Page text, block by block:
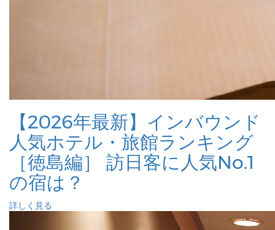
【2026年最新】インバウンド
人気ホテル・旅館ランキング
［徳島編］ 訪日客に人気No.1
の宿は？
詳しく見る